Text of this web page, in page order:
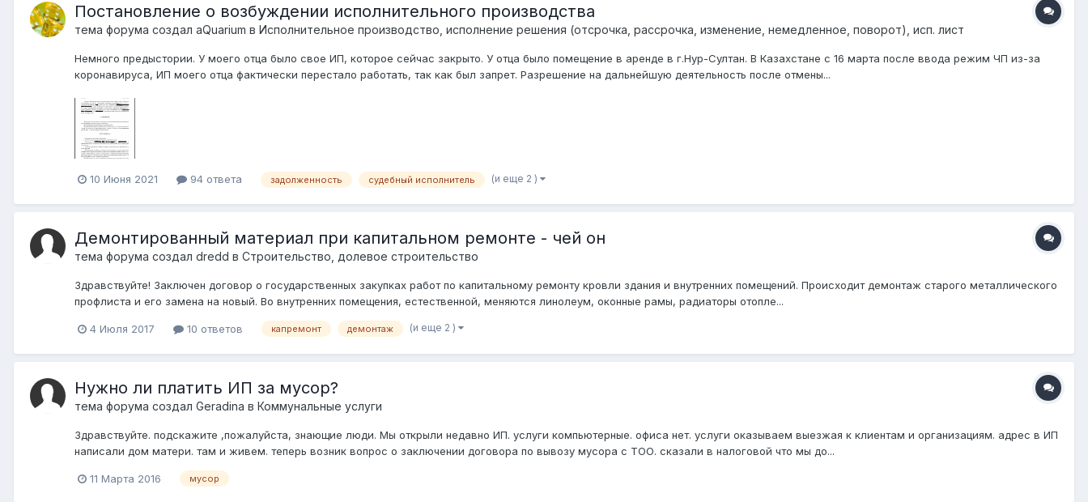
Постановление о возбуждении исполнительного производства
тема форума создал aQuarium в Исполнительное производство, исполнение решения (отсрочка, рассрочка, изменение, немедленное, поворот), исп. лист
Немного предыстории. У моего отца было свое ИП, которое сейчас закрыто. У отца было помещение в аренде в г.Нур-Султан. В Казахстане с 16 марта после ввода режим ЧП из-за
коронавируса, ИП моего отца фактически перестало работать, так как был запрет. Разрешение на дальнейшую деятельность после отмены...
10 Июня 2021 94 ответа задолженность судебный исполнитель (и еще 2 )
Демонтированный материал при капитальном ремонте - чей он
тема форума создал dredd в Строительство, долевое строительство
Здравствуйте! Заключен договор о государственных закупках работ по капитальному ремонту кровли здания и внутренних помещений. Происходит демонтаж старого металлического
профлиста и его замена на новый. Во внутренних помещения, естественной, меняются линолеум, оконные рамы, радиаторы отопле...
4 Июля 2017 10 ответов капремонт демонтаж (и еще 2 )
Нужно ли платить ИП за мусор?
тема форума создал Geradina в Коммунальные услуги
Здравствуйте. подскажите ,пожалуйста, знающие люди. Мы открыли недавно ИП. услуги компьютерные. офиса нет. услуги оказываем выезжая к клиентам и организациям. адрес в ИП
написали дом матери. там и живем. теперь возник вопрос о заключении договора по вывозу мусора с ТОО. сказали в налоговой что мы до...
11 Марта 2016 мусор